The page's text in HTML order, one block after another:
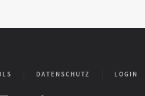
DATENSCHUTZ LOGIN